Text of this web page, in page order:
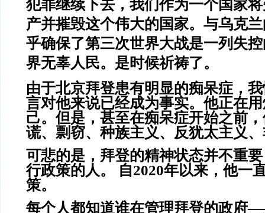
犯罪继续下去，我们作为一个国家
产并摧毁这个伟大的国家。与乌克
乎确保了第三次世界大战是一列失
界无辜人民。是时候祈祷了。
由于北京拜登患有明显的痴呆症，
言对他来说已经成为事实。他正在
己。但是，甚至在痴呆症开始之前
谎、剽窃、种族主义、反犹太主义
可悲的是，拜登的精神状态并不重
行政策的人。 自2020年以来，他一
策。
每个人都知道谁在管理拜登的政府